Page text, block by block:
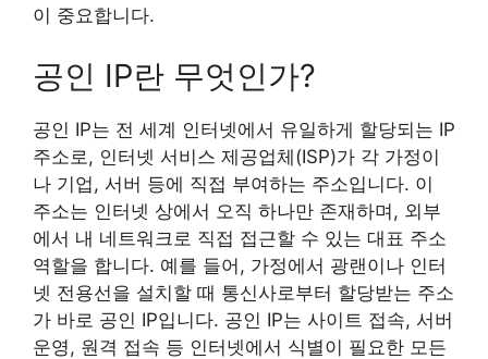
이 중요합니다.
공인 IP란 무엇인가?
공인 IP는 전 세계 인터넷에서 유일하게 할당되는 IP
주소로, 인터넷 서비스 제공업체(ISP)가 각 가정이
나 기업, 서버 등에 직접 부여하는 주소입니다. 이
주소는 인터넷 상에서 오직 하나만 존재하며, 외부
에서 내 네트워크로 직접 접근할 수 있는 대표 주소
역할을 합니다. 예를 들어, 가정에서 광랜이나 인터
넷 전용선을 설치할 때 통신사로부터 할당받는 주소
가 바로 공인 IP입니다. 공인 IP는 사이트 접속, 서버
운영, 원격 접속 등 인터넷에서 식별이 필요한 모든